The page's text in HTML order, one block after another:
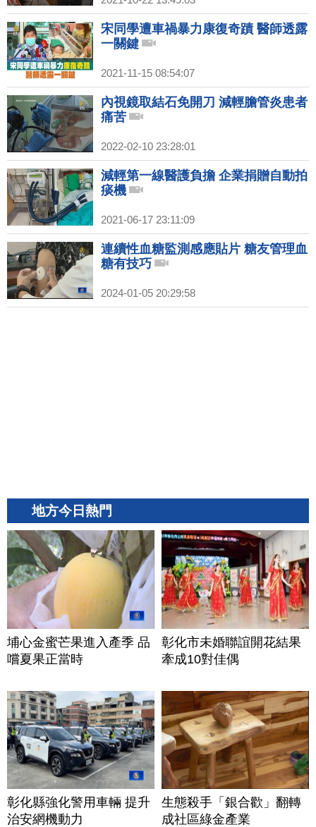
宋同學遭車禍暴力康復奇蹟 醫師透露
一關鍵
2021-11-15 08:54:07
內視鏡取結石免開刀 減輕膽管炎患者
痛苦
2022-02-10 23:28:01
減輕第一線醫護負擔 企業捐贈自動拍
痰機
2021-06-17 23:11:09
連續性血糖監測感應貼片 糖友管理血
糖有技巧
2024-01-05 20:29:58
地方今日熱門
埔心金蜜芒果進入產季 品
嚐夏果正當時
彰化市未婚聯誼開花結果
牽成10對佳偶
彰化縣強化警用車輛 提升
治安網機動力
生態殺手「銀合歡」翻轉
成社區綠金產業